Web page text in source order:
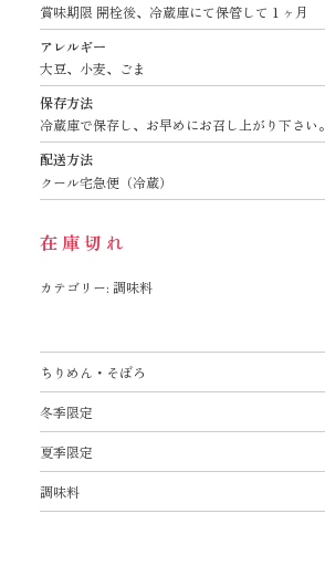
賞味期限 開栓後、冷蔵庫にて保管して１ヶ月
アレルギー
大豆、小麦、ごま
保存方法
冷蔵庫で保存し、お早めにお召し上がり下さい。
配送方法
クール宅急便（冷蔵）
在庫切れ
カテゴリー: 調味料
ちりめん・そぼろ
冬季限定
夏季限定
調味料